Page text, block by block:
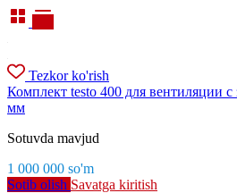
Tezkor ko'rish
Комплект testo 400 для вентиляции
мм
Sotuvda mavjud
1 000 000 so'm
Sotib olish Savatga kiritish